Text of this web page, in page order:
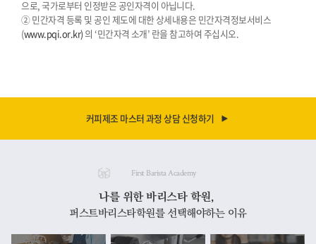
으로, 국가로부터 인정받은 공인자격이 아닙니다.
② 민간자격 등록 및 공인 제도에 대한 상세내용은 민간자격정보서비스
(www.pqi.or.kr)의 ‘민간자격 소개’ 란을 참고하여 주십시오.
커피제조 마스터 과정 상담 신청하기
First Barista Academy
나를 위한 바리스타 학원,
퍼스트바리스타학원를 선택해야하는 이유